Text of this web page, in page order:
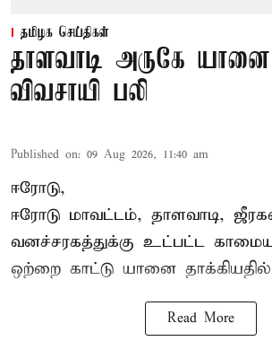
தமிழக செய்திகள்
தாளவாடி அருகே யானை
விவசாயி பலி
Published on: 09 Aug 2026, 11:40 am
ஈரோடு,
ஈரோடு மாவட்டம், தாளவாடி,
வனச்சரகத்துக்கு உட்பட்ட
ஒற்றை காட்டு யானை தாக்கியதில்
Read More